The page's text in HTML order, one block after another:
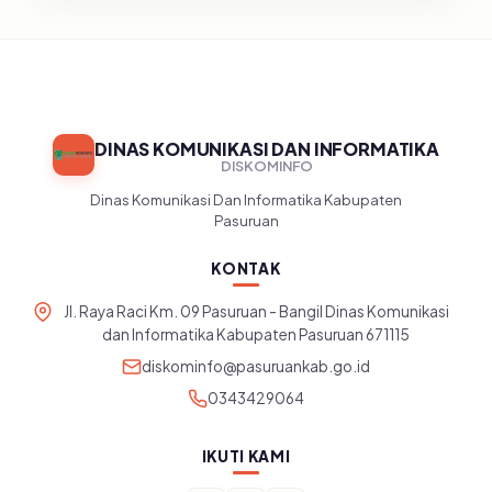
DINAS KOMUNIKASI DAN INFORMATIKA
DISKOMINFO
Dinas Komunikasi Dan Informatika Kabupaten
Pasuruan
KONTAK
Jl. Raya Raci Km. 09 Pasuruan - Bangil Dinas Komunikasi
dan Informatika Kabupaten Pasuruan 671115
diskominfo@pasuruankab.go.id
0343429064
IKUTI KAMI